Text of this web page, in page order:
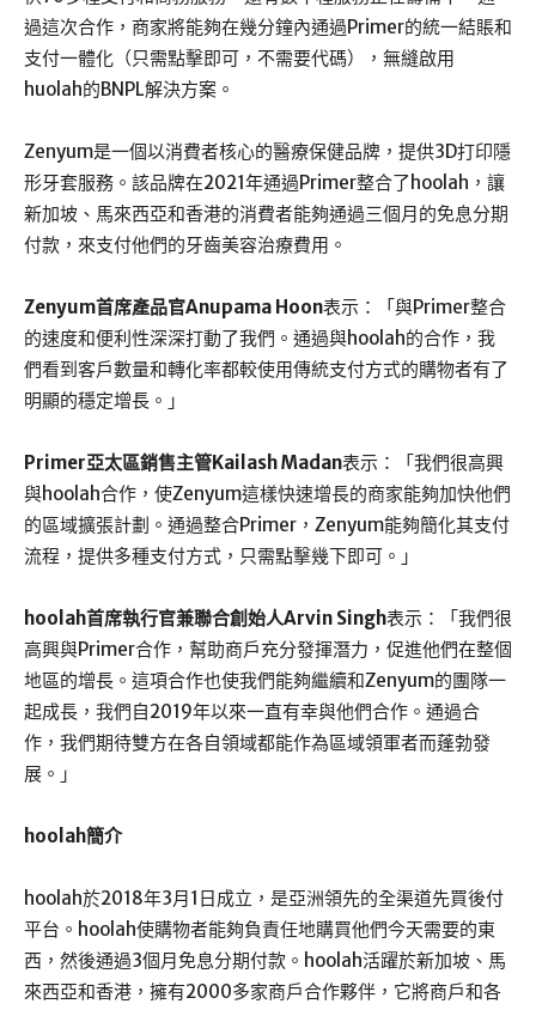
過這次合作，商家將能夠在幾分鐘內通過Primer的統一結賬和
支付一體化（只需點擊即可，不需要代碼），無縫啟用
huolah的BNPL解決方案。
Zenyum是一個以消費者核心的醫療保健品牌，提供3D打印隱
形牙套服務。該品牌在2021年通過Primer整合了 hoolah ，讓
新加坡、馬來西亞和香港的消費者能夠通過三個月的免息分期
付款，來支付他們的牙齒美容治療費用。
Zenyum首席產品官Anupama Hoon表示：「與Primer整合
的速度和便利性深深打動了我們。通過與hoolah的合作，我
們看到客戶數量和轉化率都較使用傳統支付方式的購物者有了
明顯的穩定增長。」
Primer亞太區銷售主管Kailash Madan表示：「我們很高興
與hoolah合作，使Zenyum這樣快速增長的商家能夠加快他們
的區域擴張計劃。通過整合Primer，Zenyum能夠簡化其支付
流程，提供多種支付方式，只需點擊幾下即可。」
hoolah首席執行官兼聯合創始人Arvin Singh表示：「我們很
高興與Primer合作，幫助商戶充分發揮潛力，促進他們在整個
地區的增長。這項合作也使我們能夠繼續和Zenyum的團隊一
起成長，我們自2019年以來一直有幸與他們合作。通過合
作，我們期待雙方在各自領域都能作為區域領軍者而蓬勃發
展。」
hoolah簡介
hoolah於2018年3月1日成立，是亞洲領先的全渠道先買後付
平台。hoolah使購物者能夠負責任地購買他們今天需要的東
西，然後通過3個月免息分期付款。hoolah活躍於新加坡、馬
來西亞和香港，擁有2000多家商戶合作夥伴，它將商戶和各